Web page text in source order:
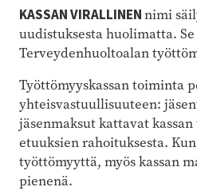
KASSAN VIRALLINENnimi
uudistuksesta huolimatta. Se
Terveydenhuoltoalan
Työttömyyskassan toiminta
yhteisvastuullisuuteen:
jäsenmaksut kattavat
etuuksien rahoituksesta.
työttömyyttä, myös kassan
pienenä.